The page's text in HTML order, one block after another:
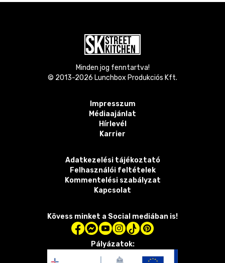
Minden jog fenntartva!
© 2013-2026 Lunchbox Produkciós Kft.
Impresszum
Médiaajánlat
Hírlevél
Karrier
Adatkezelési tájékoztató
Felhasználói feltételek
Kommentelési szabályzat
Kapcsolat
Kövess minket a Social mediában is!
Pályázatok: